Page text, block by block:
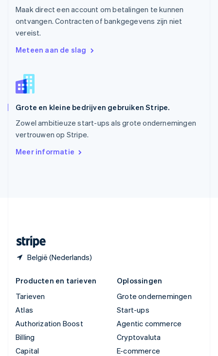
Maak direct een account om betalingen te kunnen
ontvangen. Contracten of bankgegevens zijn niet
vereist.
Meteen aan de slag
Grote en kleine bedrijven gebruiken Stripe.
Zowel ambitieuze start-ups als grote ondernemingen
vertrouwen op Stripe.
Meer informatie
België (Nederlands)
Singapore
Slovenië
English
Slowakije
Español
Thailand
Tsjechië
Vasteland van China
简体中文English
English
Producten en tarieven
Tarieven
Atlas
Authorization Boost
Billing
Capital
Oplossingen
Grote ondernemingen
Start-ups
Agentic commerce
Cryptovaluta
E-commerce